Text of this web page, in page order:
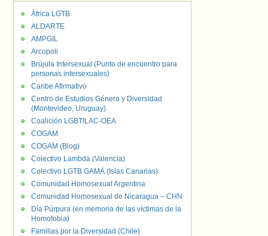
África LGTB
ALDARTE
AMPGIL
Arcopoli
Brújula Intersexual (Punto de encuentro para
personas intersexuales)
Caribe Afirmativo
Centro de Estudios Género y Diversidad
(Montevideo, Uruguay)
Coalición LGBTILAC-OEA
COGAM
COGAM (Blog)
Colectivo Lambda (Valencia)
Colectivo LGTB GAMÁ (Islas Canarias)
Comunidad Homosexual Argentina
Comunidad Homosexual de Nicaragua – CHN
Día Púrpura (en memoria de las víctimas de la
Homofobia)
Familias por la Diversidad (Chile)